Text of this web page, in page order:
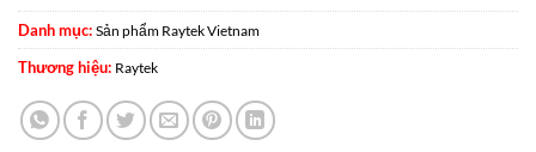
Danh mục: Sản phẩm Raytek Vietnam
Thương hiệu: Raytek